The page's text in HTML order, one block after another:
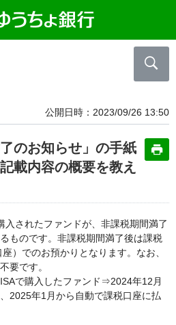
公開日時 2023/09/26 13:50
のお知らせ」の手紙
載内容の概要を教え
入されたファンドが、非課税期間満了
ものです。非課税期間満了後は課税
）でのお預かりとなります。なお、
要です。
で購入したファンド⇒2024年12月
2025年1月から自動で課税口座に払